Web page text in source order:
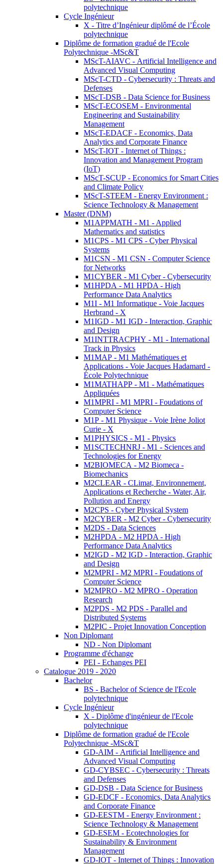
polytechnique
Cycle Ingénieur
X - Titre d’Ingénieur diplômé de l’École
polytechnique
Diplôme de formation gradué de l'Ecole
Polytechnique -MSc&T
MScT-AIAVC - Artificial Intelligence and
Advanced Visual Computing
MScT-CTD - Cybersecurity : Threats and
Defenses
MScT-DSB - Data Science for Business
MScT-ECOSEM - Environmental
Engineering and Sustainability
Management
MScT-EDACF - Economics, Data
Analytics and Corporate Finance
MScT-IOT - Internet of Things :
Innovation and Management Program
(IoT)
MScT-SCUP - Economics for Smart Cities
and Climate Policy
MScT-STEEM - Energy Environment :
Science Technology & Management
Master (DNM)
M1APPMATH - M1 - Applied
Mathematics and statistics
M1CPS - M1 CPS - Cyber Physical
Systems
M1CSN - M1 CSN - Computer Science
for Networks
M1CYBER - M1 Cyber - Cybersecurity
M1HPDA - M1 HPDA - High
Performance Data Analytics
M1I - M1 Informatique - Voie Jacques
Herbrand - X
M1IGD - M1 IGD - Interaction, Graphic
and Design
M1INTTRACPHY - M1 - International
Track in Physics
M1MAP - M1 Mathématiques et
Applications - Voie Jacques Hadamard -
École Polytechnique
M1MATHAPP - M1 - Mathématiques
Appliquées
M1MPRI - M1 MPRI - Foudations of
Computer Science
M1P - M1 Physique - Voie Irène Joliot
Curie - X
M1PHYSICS - M1 - Physics
M1SCTECHNRJ - M1 - Sciences and
Technologies for Energy
M2BIOMECA - M2 Biomeca -
Biomechanics
M2CLEAR - CLimat, Environnement,
Applications et Recherche - Water, Air,
Pollution and Energy
M2CPS - Cyber Physical System
M2CYBER - M2 Cyber - Cybersecurity
M2DS - Data Sciences
M2HPDA - M2 HPDA - High
Performance Data Analytics
M2IGD - M2 IGD - Interaction, Graphic
and Design
M2MPRI - M2 MPRI - Foudations of
Computer Science
M2MPRO - M2 MPRO - Operation
Research
M2PDS - M2 PDS - Parallel and
Distributed Systems
M2PIC - Projet Innovation Conception
Non Diplomant
ND - Non Diplomant
Programme d'échange
PEI - Echanges PEI
Catalogue 2019 - 2020
Bachelor
BS - Bachelor of Science de l'Ecole
polytechnique
Cycle Ingénieur
X - Diplôme d'ingénieur de l'Ecole
polytechnique
Diplôme de formation gradué de l'Ecole
Polytechnique -MSc&T
GD-AIM - Artificial Intelligence and
Advanced Visual Computing
GD-CYBSEC - Cybersecurity : Threats
and Defenses
GD-DSB - Data Science for Business
GD-EDCF - Economics, Data Analytics
and Corporate Finance
GD-EESTM - Energy Environment :
Science Technology & Management
GD-ESEM - Ecotechnologies for
Sustainability & Environment
Management
GD-IOT - Internet of Things : Innovation